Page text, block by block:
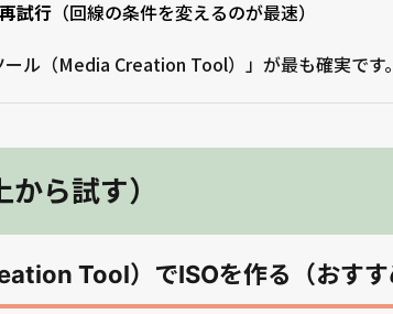
試行 （回線の条件を変えるのが最速）
ル（Media Creation Tool）」が最も確実です。
ら試す）
Tool）でISOを作る（おすす